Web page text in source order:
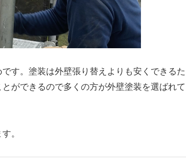
す。塗装は外壁張り替えよりも安くできるた
ができるので多くの方が外壁塗装を選ばれて
。